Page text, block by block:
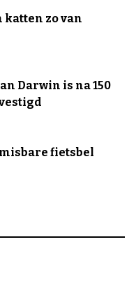
katten zo van
Darwin is na 150
fietsbel